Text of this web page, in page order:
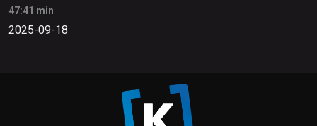
47:41 min
2025-09-18